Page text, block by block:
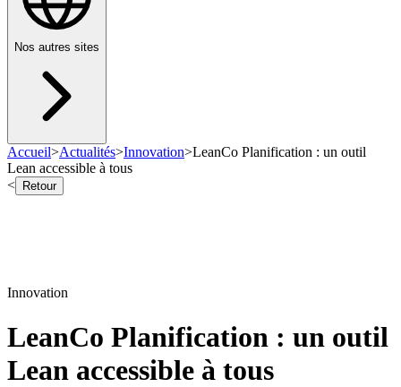
Nos autres sites
Accueil>Actualités>Innovation>LeanCo Planification : un outil
Lean accessible à tous
<
Retour
Innovation
LeanCo Planification : un outil
Lean accessible à tous